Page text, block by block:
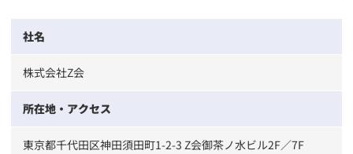
社名
株式会社Z会
所在地・アクセス
東京都千代田区神田須田町1-2-3 Z会御茶ノ水ビル2F／7F